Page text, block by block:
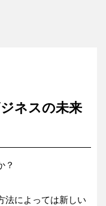
ネスの未来
？
法によっては新しい